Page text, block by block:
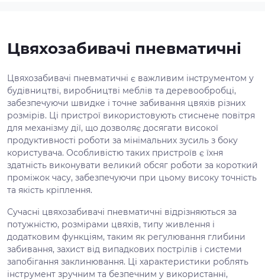
Цвяхозабивачі пневматичні
Цвяхозабивачі пневматичні є важливим інструментом у
будівництві, виробництві меблів та деревообробці,
забезпечуючи швидке і точне забивання цвяхів різних
розмірів. Ці пристрої використовують стиснене повітря
для механізму дії, що дозволяє досягати високої
продуктивності роботи за мінімальних зусиль з боку
користувача. Особливістю таких пристроїв є їхня
здатність виконувати великий обсяг роботи за короткий
проміжок часу, забезпечуючи при цьому високу точність
та якість кріплення.
Сучасні цвяхозабивачі пневматичні відрізняються за
потужністю, розмірами цвяхів, типу живлення і
додатковим функціям, таким як регулювання глибини
забивання, захист від випадкових пострілів і системи
запобігання заклинювання. Ці характеристики роблять
інструмент зручним та безпечним у використанні,